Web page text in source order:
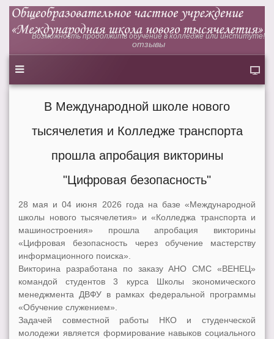
Возможность продолжить обучение в колледже или институте!
отзывы
В Международной школе нового
тысячелетия и Колледже транспорта
прошла апробация викторины
"Цифровая безопасность"
28 мая и 04 июня 2026 года на базе «Международной
школы нового тысячелетия» и «Колледжа транспорта и
машиностроения» прошла апробация викторины
«Цифровая безопасность через обучение мастерству
информационного поиска».
Викторина разработана по заказу АНО СМС «ВЕНЕЦ»
командой студентов 3 курса Школы экономического
менеджмента ДВФУ в рамках федеральной программы
«Обучение служением».
Задачей совместной работы НКО и студенческой
молодежи является формирование навыков социального